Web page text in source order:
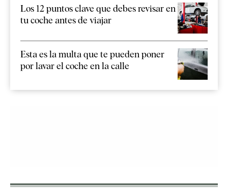
Los 12 puntos clave que debes revisar en
tu coche antes de viajar
Esta es la multa que te pueden poner
por lavar el coche en la calle